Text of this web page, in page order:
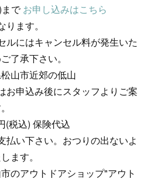
でお申し込みはこちら
ます。
ルにはキャンセル料が発生いた
了承下さい。
山市近郊の低山
お申込み後にスタッフよりご案
税込) 保険代込
払い下さい。おつりの出ないよ
ます。
のアウトドアショップ"アウト